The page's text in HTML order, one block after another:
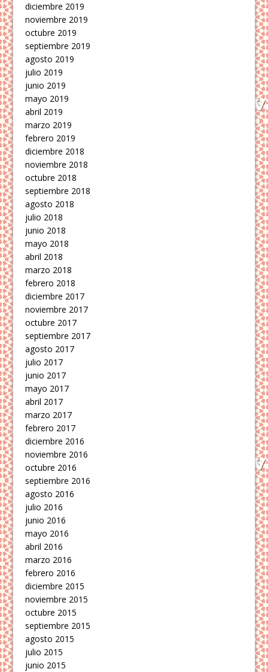
diciembre 2019
noviembre 2019
octubre 2019
septiembre 2019
agosto 2019
julio 2019
junio 2019
mayo 2019
abril 2019
marzo 2019
febrero 2019
diciembre 2018
noviembre 2018
octubre 2018
septiembre 2018
agosto 2018
julio 2018
junio 2018
mayo 2018
abril 2018
marzo 2018
febrero 2018
diciembre 2017
noviembre 2017
octubre 2017
septiembre 2017
agosto 2017
julio 2017
junio 2017
mayo 2017
abril 2017
marzo 2017
febrero 2017
diciembre 2016
noviembre 2016
octubre 2016
septiembre 2016
agosto 2016
julio 2016
junio 2016
mayo 2016
abril 2016
marzo 2016
febrero 2016
diciembre 2015
noviembre 2015
octubre 2015
septiembre 2015
agosto 2015
julio 2015
junio 2015